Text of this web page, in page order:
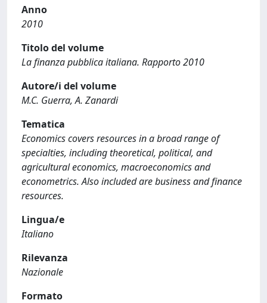
Anno
2010
Titolo del volume
La finanza pubblica italiana. Rapporto 2010
Autore/i del volume
M.C. Guerra, A. Zanardi
Tematica
Economics covers resources in a broad range of
specialties, including theoretical, political, and
agricultural economics, macroeconomics and
econometrics. Also included are business and finance
resources.
Lingua/e
Italiano
Rilevanza
Nazionale
Formato